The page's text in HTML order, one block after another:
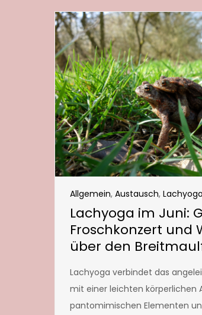
Allgemein, Austausch, Lachyoga
Lachyoga im Juni:
Froschkonzert und
über den
Lachyoga verbindet das
mit einer leichten körperlichen
pantomimischen Elementen